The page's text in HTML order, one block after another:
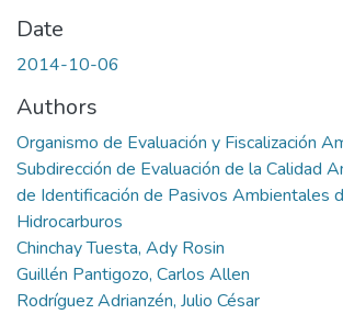
Date
2014-10-06
Authors
Organismo de Evaluación y Fiscalización
Subdirección de Evaluación de la Calidad
de Identificación de Pasivos Ambientales
Hidrocarburos
Chinchay Tuesta, Ady Rosin
Guillén Pantigozo, Carlos Allen
Rodríguez Adrianzén, Julio César